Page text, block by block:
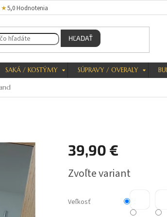
5,0 Hodnotenia
HĽADAŤ
SAKÁ / KOSTÝMY SÚPRAVY / OVERALY
39,90 €
cena:
Zvoľte variant
Veľkosť